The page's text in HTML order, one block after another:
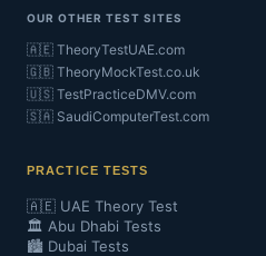
OUR OTHER TEST SITES
🇦🇪 TheoryTestUAE.com
🇬🇧 TheoryMockTest.co.uk
🇺🇸 TestPracticeDMV.com
🇸🇦 SaudiComputerTest.com
PRACTICE TESTS
🇦🇪 UAE Theory Test
🏛️ Abu Dhabi Tests
🏙️ Dubai Tests